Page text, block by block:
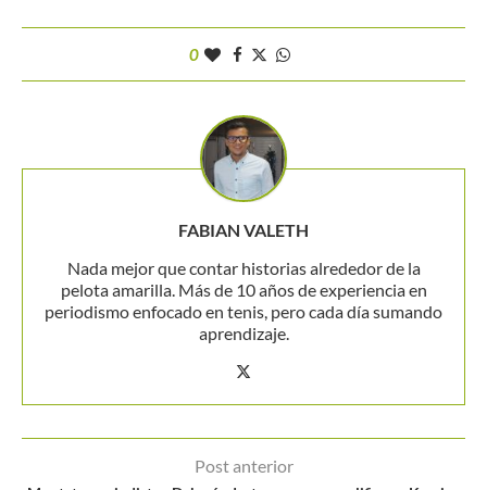
0
FABIAN VALETH
Nada mejor que contar historias alrededor de la
pelota amarilla. Más de 10 años de experiencia en
periodismo enfocado en tenis, pero cada día sumando
aprendizaje.
Post anterior